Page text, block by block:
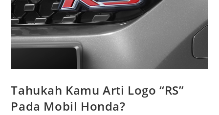
Tahukah Kamu Arti Logo “RS”
Pada Mobil Honda?